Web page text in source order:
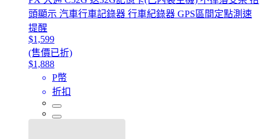
頭顯示 汽車行車記錄器 行車紀錄器 GPS區間定點測速
提醒
$1,599
(售價已折)
$1,888
P幣
折扣